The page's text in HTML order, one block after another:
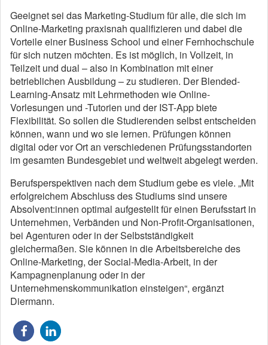
Geeignet sei das Marketing-Studium für alle, die sich im
Online-Marketing praxisnah qualifizieren und dabei die
Vorteile einer Business School und einer Fernhochschule
für sich nutzen möchten. Es ist möglich, in Vollzeit, in
Teilzeit und dual – also in Kombination mit einer
betrieblichen Ausbildung – zu studieren. Der Blended-
Learning-Ansatz mit Lehrmethoden wie Online-
Vorlesungen und -Tutorien und der IST-App biete
Flexibilität. So sollen die Studierenden selbst entscheiden
können, wann und wo sie lernen. Prüfungen können
digital oder vor Ort an verschiedenen Prüfungsstandorten
im gesamten Bundesgebiet und weltweit abgelegt werden.
Berufsperspektiven nach dem Studium gebe es viele. „Mit
erfolgreichem Abschluss des Studiums sind unsere
Absolvent:innen optimal aufgestellt für einen Berufsstart in
Unternehmen, Verbänden und Non-Profit-Organisationen,
bei Agenturen oder in der Selbstständigkeit
gleichermaßen. Sie können in die Arbeitsbereiche des
Online-Marketing, der Social-Media-Arbeit, in der
Kampagnenplanung oder in der
Unternehmenskommunikation einsteigen“, ergänzt
Diermann.